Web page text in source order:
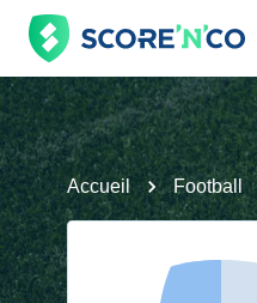
Accueil Football